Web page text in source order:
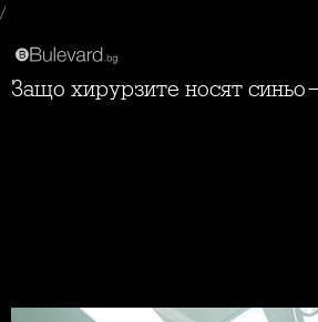
/
Защо хирурзите носят